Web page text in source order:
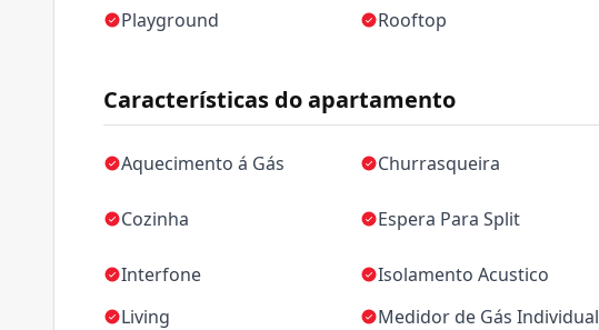
Playground
Rooftop
Características do apartamento
Aquecimento á Gás Churrasqueira
Cozinha Espera Para Split
Interfone
Isolamento Acustico
Living
Medidor de Gás Individual